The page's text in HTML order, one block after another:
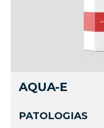
AQUA-E
PATOLOGIAS